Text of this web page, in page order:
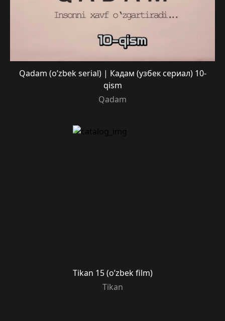
Qadam (o’zbek serial) | Кадам (узбек сериал) 10-
qism
Qadam
Tikan 15 (o’zbek film)
Tikan